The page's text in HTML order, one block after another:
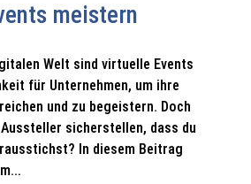
meistern
Welt sind virtuelle Events
für Unternehmen, um ihre
und zu begeistern. Doch
sicherstellen, dass du
In diesem Beitrag